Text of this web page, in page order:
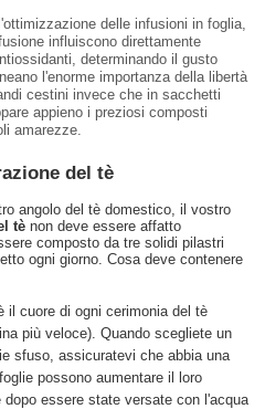
delle infusioni in foglia,
influiscono direttamente
determinando il gusto
l'enorme importanza della libertà
cestini invece che in sacchetti
appieno i preziosi composti
amarezze.
del tè
angolo del tè domestico, il vostro
tè non deve essere affatto
composto da tre solidi pilastri
ogni giorno. Cosa deve contenere
il cuore di ogni cerimonia del tè
più veloce). Quando scegliete un
sfuso, assicuratevi che abbia una
possono aumentare il loro
essere state versate con l'acqua